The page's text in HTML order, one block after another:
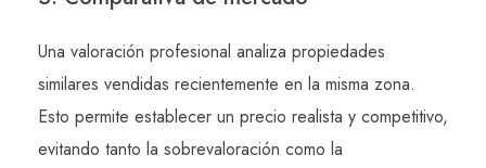
Una valoración profesional analiza propiedades
similares vendidas recientemente en la misma zona.
Esto permite establecer un precio realista y competitivo,
evitando tanto la sobrevaloración como la